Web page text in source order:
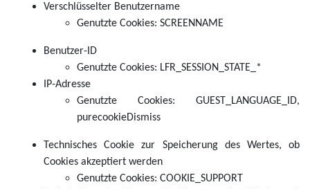
Verschlüsselter Benutzername
Genutzte Cookies: SCREENNAME
Benutzer-ID
Genutzte Cookies: LFR_SESSION_STATE_*
IP-Adresse
Genutzte Cookies: GUEST_LANGUAGE_ID,
purecookieDismiss
Technisches Cookie zur Speicherung des Wertes, ob
Cookies akzeptiert werden
Genutzte Cookies: COOKIE_SUPPORT